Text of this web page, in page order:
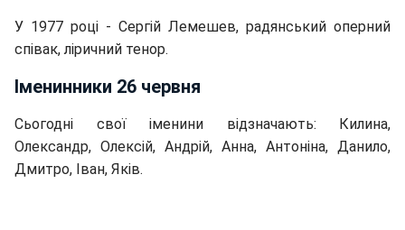
У 1977 році - Сергій Лемешев, радянський оперний
співак, ліричний тенор.
Іменинники 26 червня
Сьогодні свої іменини відзначають: Килина,
Олександр, Олексій, Андрій, Анна, Антоніна, Данило,
Дмитро, Іван, Яків.